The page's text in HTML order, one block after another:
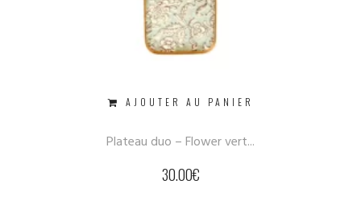
AJOUTER AU PANIER
Plateau duo – Flower vert...
30.00€